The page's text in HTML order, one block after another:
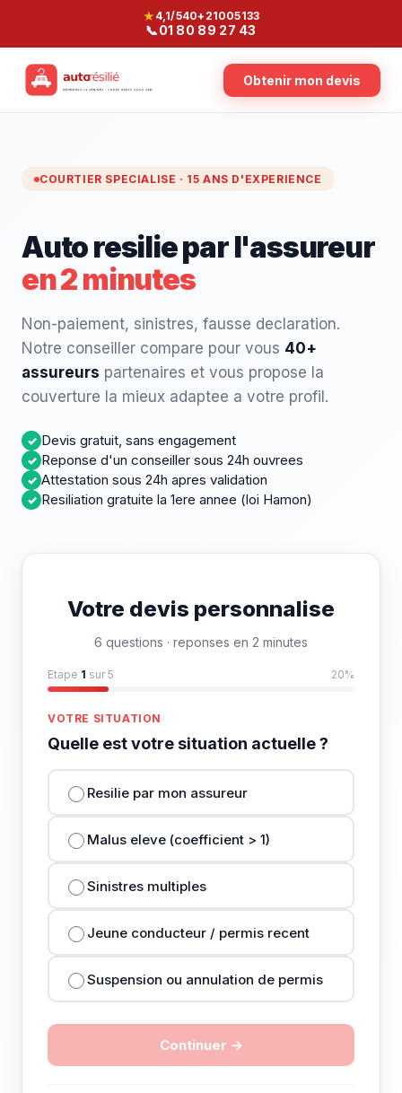
★ 4,1/540+ 21005133
📞01 80 89 27 43
Obtenir mon devis
COURTIER SPECIALISE · 15 ANS D'EXPERIENCE
Auto resilie par l'assureur
en 2 minutes
Non-paiement, sinistres, fausse declaration.
Notre conseiller compare pour vous 40+
assureurs partenaires et vous propose la
couverture la mieux adaptee a votre profil.
✓ Devis gratuit, sans engagement
✓ Reponse d'un conseiller sous 24h ouvrees
✓ Attestation sous 24h apres validation
✓ Resiliation gratuite la 1ere annee (loi Hamon)
Votre devis personnalise
6 questions · reponses en 2 minutes
Etape 1 sur 5 20%
VOTRE SITUATION
Quelle est votre situation actuelle ?
Resilie par mon assureur
Malus eleve (coefficient > 1)
Sinistres multiples
Jeune conducteur / permis recent
Suspension ou annulation de permis
Continuer →